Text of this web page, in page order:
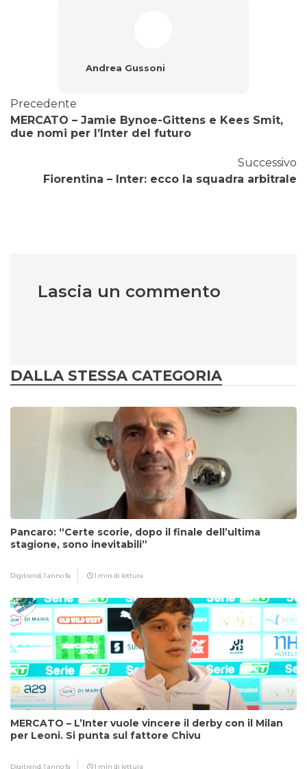
Andrea Gussoni
Precedente
MERCATO – Jamie Bynoe-Gittens e Kees Smit,
due nomi per l’Inter del futuro
Successivo
Fiorentina – Inter: ecco la squadra arbitrale
Lascia un commento
DALLA STESSA CATEGORIA
Pancaro: “Certe scorie, dopo il finale dell’ultima
stagione, sono inevitabili”
Digitrend,1 anno fa 1 min di lettura
MERCATO – L’Inter vuole vincere il derby con il Milan
per Leoni. Si punta sul fattore Chivu
Digitrend,1 anno fa 1 min di lettura